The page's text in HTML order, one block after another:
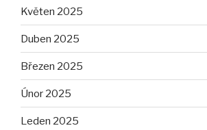
Květen 2025
Duben 2025
Březen 2025
Únor 2025
Leden 2025